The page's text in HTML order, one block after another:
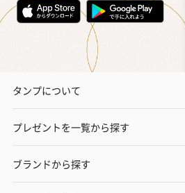
タンプについて
プレゼントを一覧から探す
ブランドから探す